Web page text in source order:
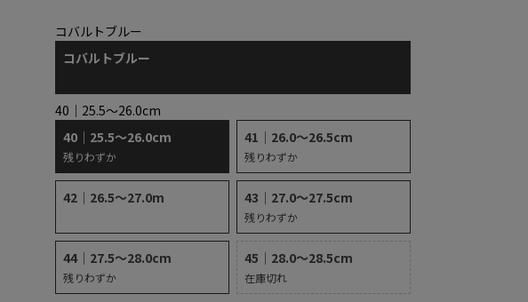
40｜25.5～26.0cm
40｜25.5～26.0cm
残りわずか
41｜26.0～26.5cm
残りわずか
42｜26.5～27.0m 43｜27.0～27.5cm
残りわずか
44｜27.5～28.0cm
残りわずか
45｜28.0～28.5cm
在庫切れ
コバルトブルー
コバルトブルー